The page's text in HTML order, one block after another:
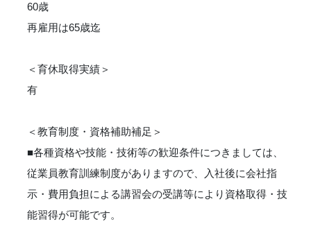
60歳
再雇用は65歳迄
＜育休取得実績＞
有
＜教育制度・資格補助補足＞
■各種資格や技能・技術等の歓迎条件につきましては、
従業員教育訓練制度がありますので、入社後に会社指
示・費用負担による講習会の受講等により資格取得・技
能習得が可能です。